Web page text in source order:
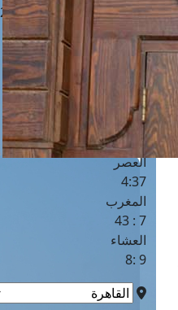
القاهرة · 08 أغسطس 2026 م
الفجر
4 :42
الشروق
6 :18
الظهر
العصر
4:37
المغرب
7 : 43
العشاء
9 :8